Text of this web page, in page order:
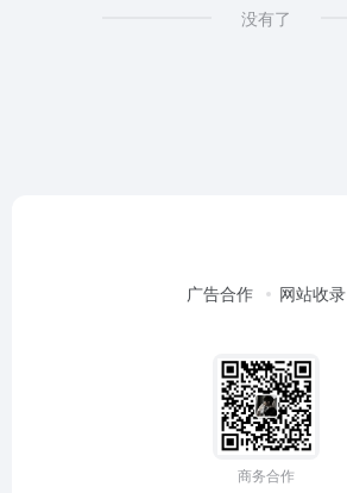
没有了
广告合作 网站收录
商务合作